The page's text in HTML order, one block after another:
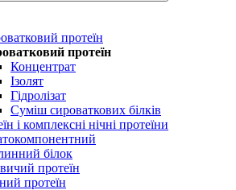
протеїн
протеїн
Концентрат
Ізолят
Гідролізат
Суміш сироваткових білків
і комплексні нічні протеїни
білок
протеїн
протеїн